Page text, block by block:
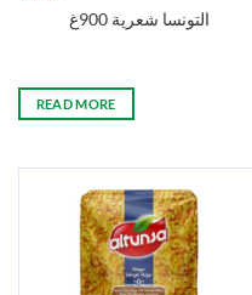
التونسا شعرية 900غ
READ MORE